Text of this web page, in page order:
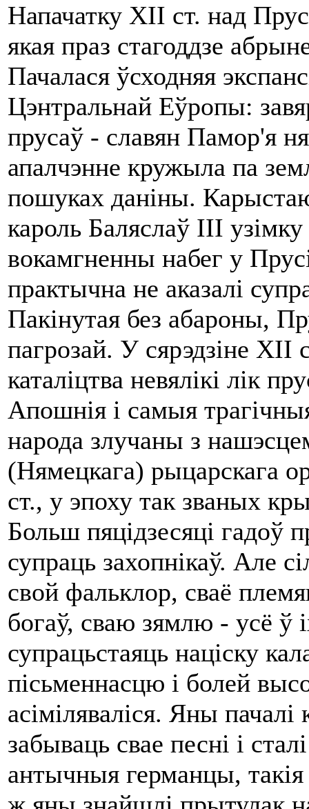
Напачатку XII ст. над
якая праз стагоддзе
Пачалася ўсходняя
Цэнтральнай Еўропы:
прусаў - славян Памор'я
апалчэнне кружыла па
пошуках даніны.
кароль Баляслаў III узімку
вокамгненны набег у
практычна не аказалі
Пакінутая без абароны,
пагрозай. У сярэдзіне XII
каталіцтва невялікі лік
Апошнія і самыя
народа злучаны з
(Нямецкага) рыцарскага
ст., у эпоху так званых
Больш пяцідзесяці гадоў
супраць захопнікаў. Але
свой фальклор, сваё
богаў, сваю зямлю - усё ў
супрацьстаяць націску
пісьменнасцю і болей
асіміляваліся. Яны пачалі
забываць свае песні і
антычныя германцы,